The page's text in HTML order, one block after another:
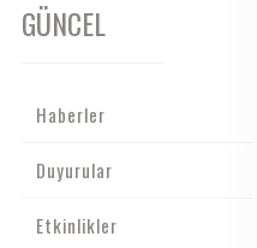
GÜNCEL
Haberler
Duyurular
Etkinlikler